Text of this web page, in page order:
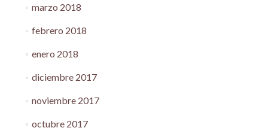
marzo 2018
febrero 2018
enero 2018
diciembre 2017
noviembre 2017
octubre 2017